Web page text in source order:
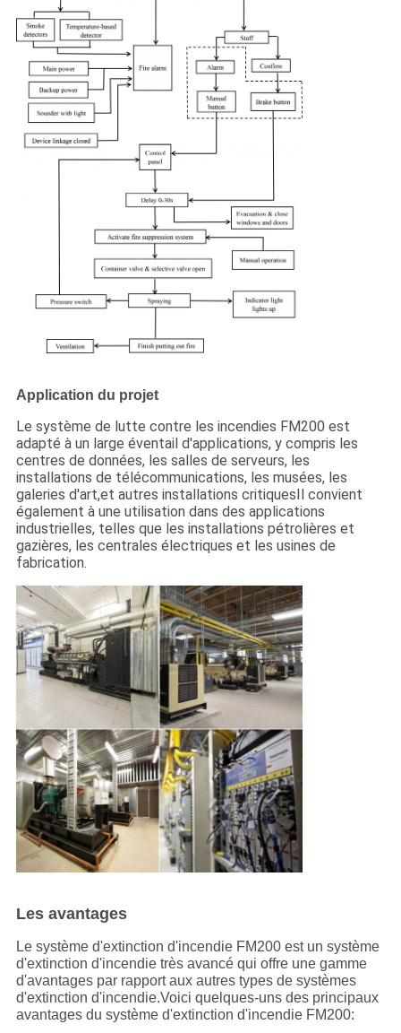
Application du projet
Le système de lutte contre les incendies FM200 est
adapté à un large éventail d'applications, y compris les
centres de données, les salles de serveurs, les
installations de télécommunications, les musées, les
galeries d'art,et autres installations critiquesIl convient
également à une utilisation dans des applications
industrielles, telles que les installations pétrolières et
gazières, les centrales électriques et les usines de
fabrication.
Les avantages
Le système d'extinction d'incendie FM200 est un système
d'extinction d'incendie très avancé qui offre une gamme
d'avantages par rapport aux autres types de systèmes
d'extinction d'incendie.Voici quelques-uns des principaux
avantages du système d'extinction d'incendie FM200: